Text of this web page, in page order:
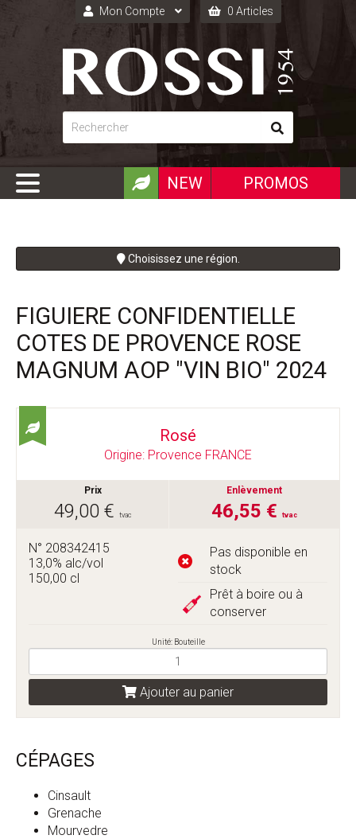
Mon Compte
Connexion
Inscription
0 Articles
PROMOS
NEW
Choisissez une région.
FIGUIERE CONFIDENTIELLE
COTES DE PROVENCE ROSE
MAGNUM AOP "VIN BIO" 2024
Rosé
Origine: Provence FRANCE
Prix
49,00 € tvac
Enlèvement
46,55 € tvac
Pas disponible en
stock
Prêt à boire ou à
conserver
N° 208342415
13,0% alc/vol
150,00 cl
Unité: Bouteille
Ajouter au panier
CÉPAGES
Cinsault
Grenache
Mourvedre